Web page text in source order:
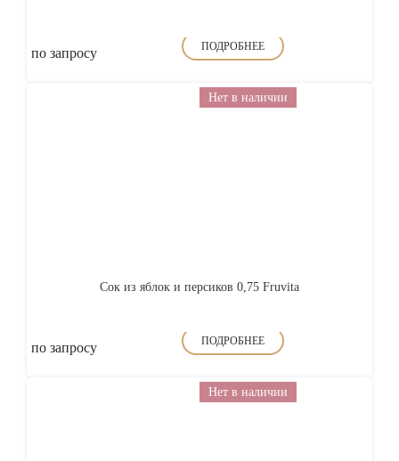
по запросу ПОДРОБНЕЕ
Нет в наличии
Сок из яблок и персиков 0,75 Fruvita
по запросу ПОДРОБНЕЕ
Нет в наличии